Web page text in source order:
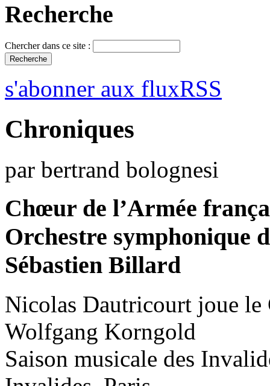
Recherche
Chercher dans ce site :
s'abonner aux fluxRSS
Chroniques
par bertrand bolognesi
Chœur de l’Armée
Orchestre symphonique
Sébastien Billard
Nicolas Dautricourt joue le
Wolfgang Korngold
Saison musicale des